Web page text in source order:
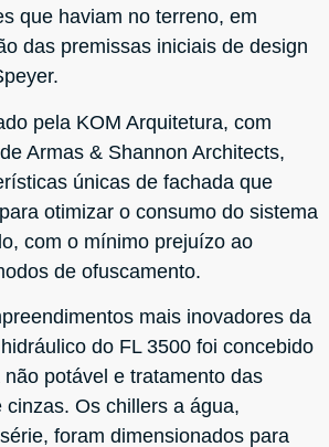
que haviam no terreno, em
das premissas iniciais de design
pela KOM Arquitetura, com
Armas & Shannon Architects,
únicas de fachada que
otimizar o consumo do sistema
com o mínimo prejuízo ao
de ofuscamento.
mais inovadores da
do FL 3500 foi concebido
potável e tratamento das
Os chillers a água,
foram dimensionados para